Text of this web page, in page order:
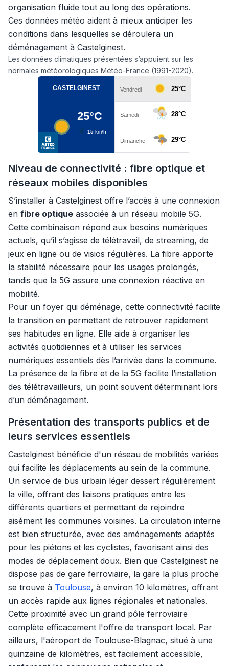
organisation fluide tout au long des opérations.
Ces données météo aident à mieux anticiper les
conditions dans lesquelles se déroulera un
déménagement à Castelginest.
Les données climatiques présentées s’appuient sur les
normales météorologiques Météo-France (1991-2020).
Niveau de connectivité : fibre optique et
réseaux mobiles disponibles
S’installer à Castelginest offre l’accès à une connexion
en fibre optique associée à un réseau mobile 5G.
Cette combinaison répond aux besoins numériques
actuels, qu’il s’agisse de télétravail, de streaming, de
jeux en ligne ou de visios régulières. La fibre apporte
la stabilité nécessaire pour les usages prolongés,
tandis que la 5G assure une connexion réactive en
mobilité.
Pour un foyer qui déménage, cette connectivité facilite
la transition en permettant de retrouver rapidement
ses habitudes en ligne. Elle aide à organiser les
activités quotidiennes et à utiliser les services
numériques essentiels dès l’arrivée dans la commune.
La présence de la fibre et de la 5G facilite l’installation
des télétravailleurs, un point souvent déterminant lors
d’un déménagement.
Présentation des transports publics et de
leurs services essentiels
Castelginest bénéficie d'un réseau de mobilités variées
qui facilite les déplacements au sein de la commune.
Un service de bus urbain léger dessert régulièrement
la ville, offrant des liaisons pratiques entre les
différents quartiers et permettant de rejoindre
aisément les communes voisines. La circulation interne
est bien structurée, avec des aménagements adaptés
pour les piétons et les cyclistes, favorisant ainsi des
modes de déplacement doux. Bien que Castelginest ne
dispose pas de gare ferroviaire, la gare la plus proche
se trouve à Toulouse, à environ 10 kilomètres, offrant
un accès rapide aux lignes régionales et nationales.
Cette proximité avec un grand pôle ferroviaire
complète efficacement l'offre de transport local. Par
ailleurs, l'aéroport de Toulouse-Blagnac, situé à une
quinzaine de kilomètres, est facilement accessible,